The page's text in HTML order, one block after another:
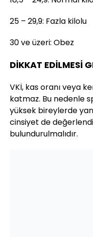
25 – 29,9: Fazla kilolu
30 ve üzeri: Obez
DİKKAT EDİLMESİ
VKİ, kas oranı veya
katmaz. Bu nedenle
yüksek bireylerde
cinsiyet de
bulundurulmalıdır.